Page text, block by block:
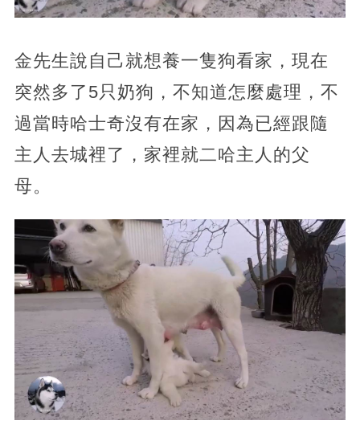
金先生說自己就想養一隻狗看家，現在
突然多了5只奶狗，不知道怎麼處理，不
過當時哈士奇沒有在家，因為已經跟隨
主人去城裡了，家裡就二哈主人的父
母。